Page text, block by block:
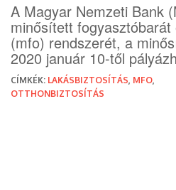
A Magyar Nemzeti Bank
minősített
(mfo) rendszerét, a
2020 január 10-től
CÍMKÉK: LAKÁSBIZTOSÍTÁS, MFO,
OTTHONBIZTOSÍTÁS